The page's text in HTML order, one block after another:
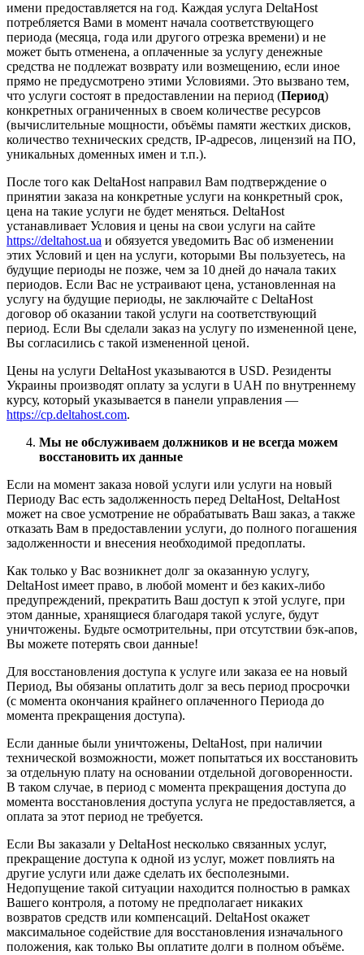
имени предоставляется на год. Каждая услуга DeltaHost
потребляется Вами в момент начала соответствующего
периода (месяца, года или другого отрезка времени) и не
может быть отменена, а оплаченные за услугу денежные
средства не подлежат возврату или возмещению, если иное
прямо не предусмотрено этими Условиями. Это вызвано тем,
что услуги состоят в предоставлении на период (Период)
конкретных ограниченных в своем количестве ресурсов
(вычислительные мощности, объёмы памяти жестких дисков,
количество технических средств, IP-адресов, лицензий на ПО,
уникальных доменных имен и т.п.).
После того как DeltaHost направил Вам подтверждение о
принятии заказа на конкретные услуги на конкретный срок,
цена на такие услуги не будет меняться. DeltaHost
устанавливает Условия и цены на свои услуги на сайте
https://deltahost.ua и обязуется уведомить Вас об изменении
этих Условий и цен на услуги, которыми Вы пользуетесь, на
будущие периоды не позже, чем за 10 дней до начала таких
периодов. Если Вас не устраивают цена, установленная на
услугу на будущие периоды, не заключайте с DeltaHost
договор об оказании такой услуги на соответствующий
период. Если Вы сделали заказ на услугу по измененной цене,
Вы согласились с такой измененной ценой.
Цены на услуги DeltaHost указываются в USD. Резиденты
Украины производят оплату за услуги в UAH по внутреннему
курсу, который указывается в панели управления —
https://cp.deltahost.com.
Мы не обслуживаем должников и не всегда можем
восстановить их данные
Если на момент заказа новой услуги или услуги на новый
Периоду Вас есть задолженность перед DeltaHost, DeltaHost
может на свое усмотрение не обрабатывать Ваш заказ, а также
отказать Вам в предоставлении услуги, до полного погашения
задолженности и внесения необходимой предоплаты.
Как только у Вас возникнет долг за оказанную услугу,
DeltaHost имеет право, в любой момент и без каких-либо
предупреждений, прекратить Ваш доступ к этой услуге, при
этом данные, хранящиеся благодаря такой услуге, будут
уничтожены. Будьте осмотрительны, при отсутствии бэк-апов,
Вы можете потерять свои данные!
Для восстановления доступа к услуге или заказа ее на новый
Период, Вы обязаны оплатить долг за весь период просрочки
(с момента окончания крайнего оплаченного Периода до
момента прекращения доступа).
Если данные были уничтожены, DeltaHost, при наличии
технической возможности, может попытаться их восстановить
за отдельную плату на основании отдельной договоренности.
В таком случае, в период с момента прекращения доступа до
момента восстановления доступа услуга не предоставляется, а
оплата за этот период не требуется.
Если Вы заказали у DeltaHost несколько связанных услуг,
прекращение доступа к одной из услуг, может повлиять на
другие услуги или даже сделать их бесполезными.
Недопущение такой ситуации находится полностью в рамках
Вашего контроля, а потому не предполагает никаких
возвратов средств или компенсаций. DeltaHost окажет
максимальное содействие для восстановления изначального
положения, как только Вы оплатите долги в полном объёме.